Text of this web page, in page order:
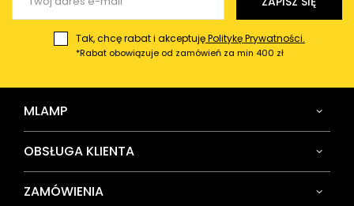
Tak, chcę rabat i akceptujęPolitykę Prywatności.
*Rabat obowiązuje od zamówień za min 400 zł
MLAMP
OBSŁUGA KLIENTA
ZAMÓWIENIA